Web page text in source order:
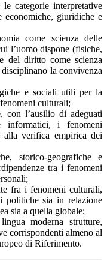
categorie interpretative
economiche, giuridiche e
come scienza delle
l’uomo dispone (fisiche,
del diritto come scienza
la convivenza
e sociali utili per la
culturali;
con l’ausilio di adeguati
informatici, i fenomeni
alla verifica empirica dei
storico-geografiche e
tra i fenomeni
fra i fenomeni culturali,
politiche sia in relazione
sia a quella globale;
moderna strutture,
corrispondenti almeno al
di Riferimento.